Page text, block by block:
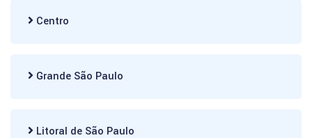
Centro
Grande São Paulo
Litoral de São Paulo